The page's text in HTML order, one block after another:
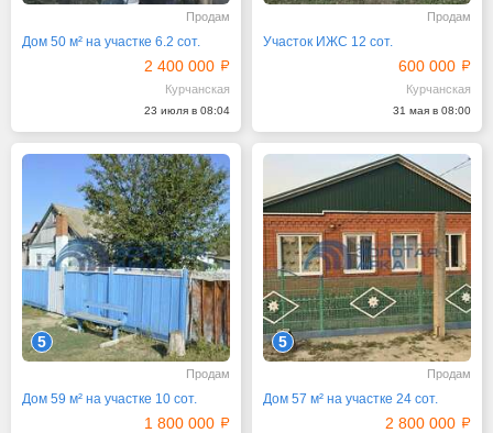
Продам
Дом 50 м² на участке 6.2 сот.
2 400 000
Курчанская
23 июля в 08:04
Продам
Участок ИЖС 12 сот.
600 000
Курчанская
31 мая в 08:00
5
Продам
Дом 59 м² на участке 10 сот.
1 800 000
5
Продам
Дом 57 м² на участке 24 сот.
2 800 000